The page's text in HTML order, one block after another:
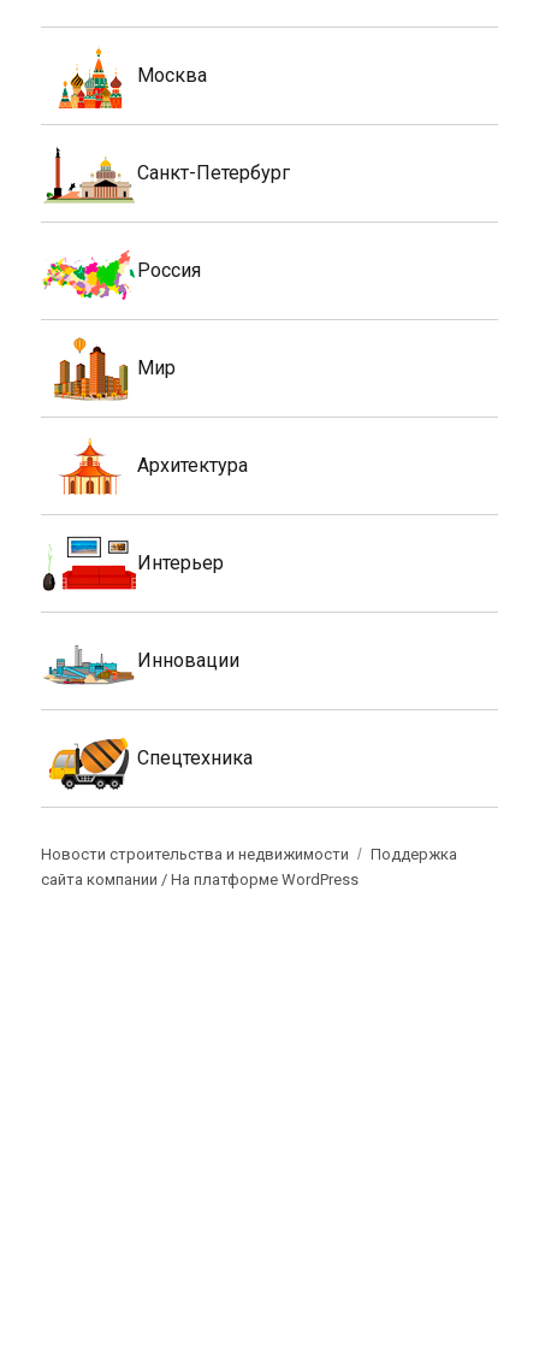
Москва
Санкт-Петербург
Россия
Мир
Архитектура
Интерьер
Инновации
Спецтехника
Новости строительства и недвижимости
Поддержка
сайта компании /На платформе WordPress